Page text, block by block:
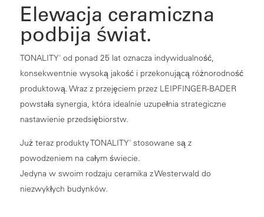
Elewacja ceramiczna
podbija świat.
TONALITY®od ponad 25 lat oznacza indywidualność,
konsekwentnie wysoką jakość i przekonującą różnorodność
produktową. Wraz z przejęciem przez LEIPFINGER-BADER
powstała synergia, która idealnie uzupełnia strategiczne
nastawienie przedsiębiorstw.
Już teraz produkty TONALITY®stosowane są z
powodzeniem na całym świecie.
Jedyna w swoim rodzaju ceramika z Westerwald do
niezwykłych budynków.